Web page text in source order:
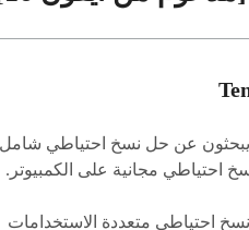
يبحثون عن حل نسخ احتياطي شامل
احتياطي مجانية على الكمبيوتر.
نسخ احتياطي متعددة الاستخدامات